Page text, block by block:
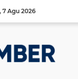
7 Agu 2026